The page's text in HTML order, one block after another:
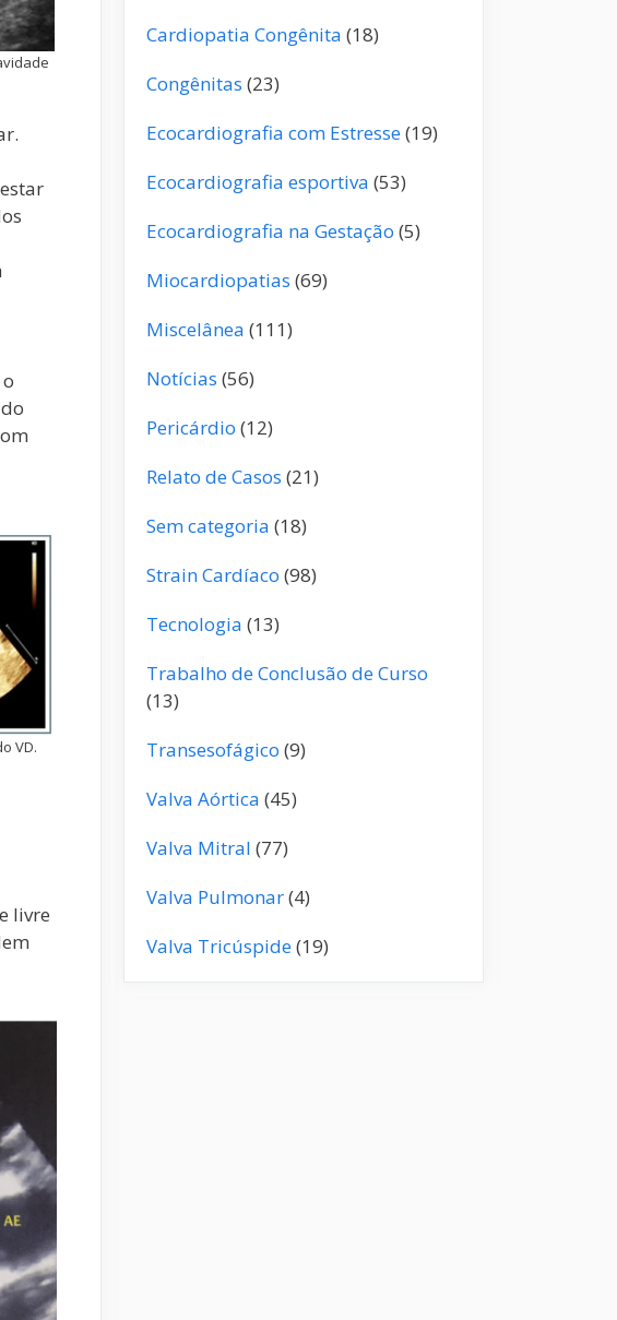
do
VD.
livre
Cardiopatia Congênita (18)
Congênitas (23)
Ecocardiografia com Estresse(19)
Ecocardiografia esportiva (53)
Ecocardiografia na Gestação (5)
Miocardiopatias (69)
Miscelânea (111)
Notícias (56)
Pericárdio (12)
Relato de Casos (21)
Sem categoria (18)
Strain Cardíaco (98)
Tecnologia (13)
Trabalho de Conclusão de Curso
(13)
Transesofágico (9)
Valva Aórtica (45)
Valva Mitral (77)
Valva Pulmonar(4)
Valva Tricúspide(19)